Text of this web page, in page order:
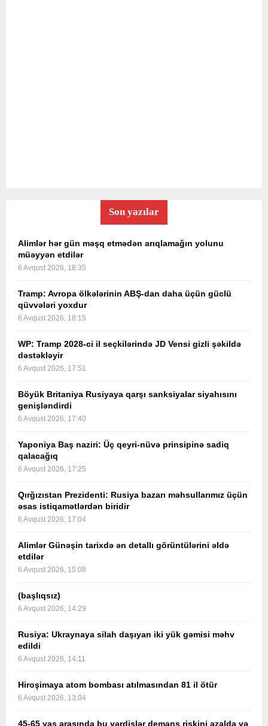
Son yazılar
Alimlər hər gün məşq etmədən arıqlamağın yolunu
müəyyən etdilər
6 Avqust 2026, 18:35
Tramp: Avropa ölkələrinin ABŞ-dan daha üçün güclü
qüvvələri yoxdur
6 Avqust 2026, 18:15
WP: Tramp 2028-ci il seçkilərində JD Vensi gizli şəkildə
dəstəkləyir
6 Avqust 2026, 17:51
Böyük Britaniya Rusiyaya qarşı sanksiyalar siyahısını
genişləndirdi
6 Avqust 2026, 17:40
Yaponiya Baş naziri: Üç qeyri-nüvə prinsipinə sadiq
qalacağıq
6 Avqust 2026, 17:25
Qırğızıstan Prezidenti: Rusiya bazarı məhsullarımız üçün
əsas istiqamətlərdən biridir
6 Avqust 2026, 17:04
Alimlər Günəşin tarixdə ən detallı görüntülərini əldə
etdilər
6 Avqust 2026, 15:08
(başlıqsız)
6 Avqust 2026, 14:29
Rusiya: Ukraynaya silah daşıyan iki yük gəmisi məhv
edildi
6 Avqust 2026, 14:11
Hiroşimaya atom bombası atılmasından 81 il ötür
6 Avqust 2026, 13:04
45-65 yaş arasında bu vərdişlər demans riskini azalda və